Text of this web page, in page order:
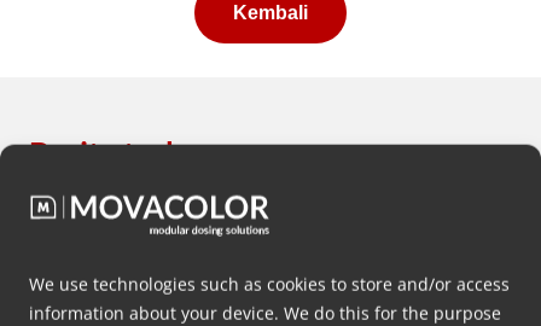
We use technologies such as cookies to store and/or access
information about your device. We do this for the purpose
Kembali
Berita terbaru